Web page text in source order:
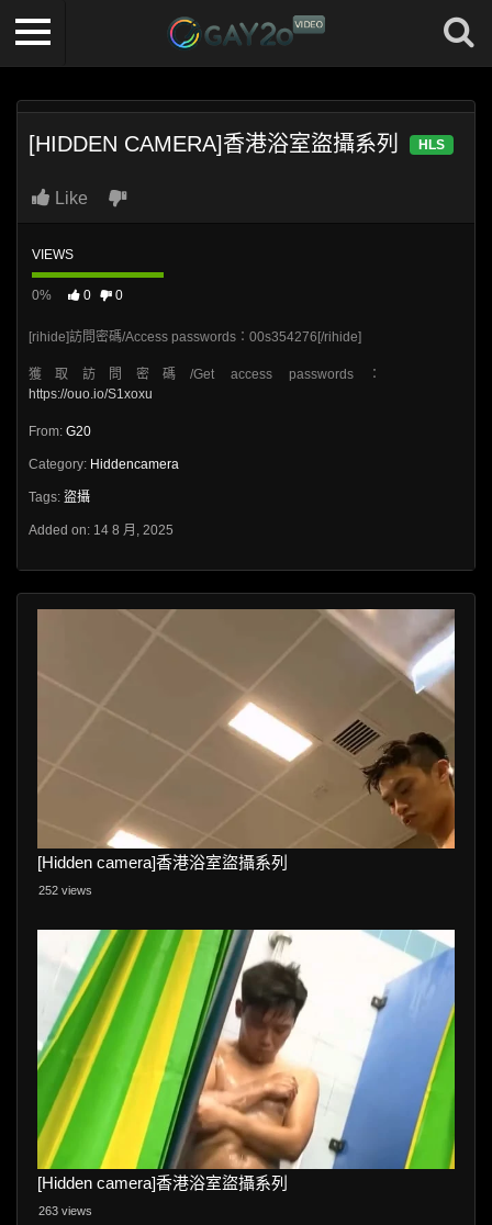
[HIDDEN CAMERA]香港浴室盜攝系列 HLS
Like
VIEWS
0% 0 0
[rihide]訪問密碼/Access passwords：00s354276[/rihide]
獲取訪問密碼/Get access passwords：
https://ouo.io/S1xoxu
From: G20
Category: Hiddencamera
Tags: 盜攝
Added on: 14 8 月, 2025
[Hidden camera]香港浴室盜攝系列
252 views
[Hidden camera]香港浴室盜攝系列
263 views